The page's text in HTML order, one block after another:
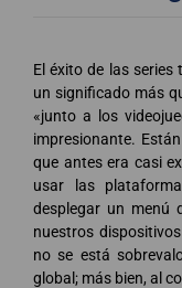
El éxito de las series
un significado más
«junto a los
impresionante.
que antes era casi
usar las
desplegar un menú
nuestros
no se está
global; más bien, al